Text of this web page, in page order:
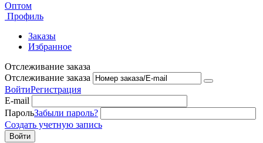
Оптом
Профиль
Заказы
Избранное
Отслеживание заказа
Отслеживание заказа
ВойтиРегистрация
E-mail
ПарольЗабыли пароль?
Создать учетную запись
Войти